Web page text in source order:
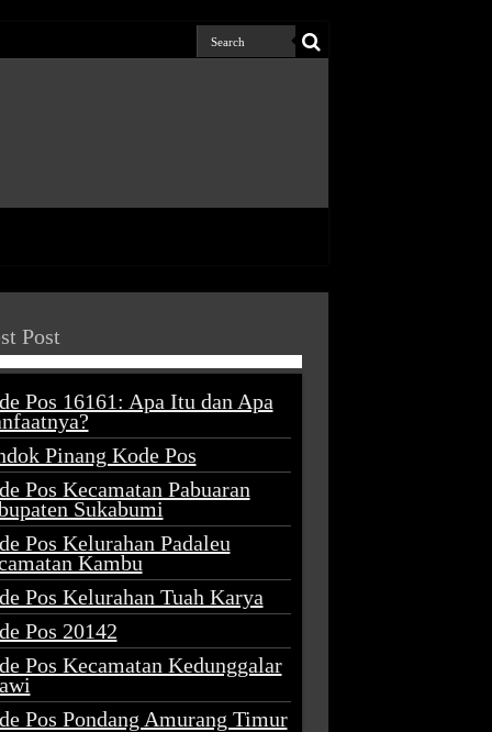
Post
Pos 16161: Apa Itu dan Apa
Pinang Kode Pos
Pos Kecamatan Pabuaran
Sukabumi
Pos Kelurahan Padaleu
Kambu
Pos Kelurahan Tuah Karya
Pos 20142
Pos Kecamatan Kedunggalar
Pos Pondang Amurang Timur